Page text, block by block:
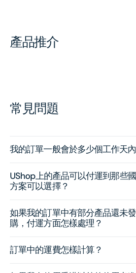
產品推介
常見問題
我的訂單一般會於多少個工作天
UShop上的產品可以付運到那些
方案可以選擇？
如果我的訂單中有部分產品還未
購，付運方面怎樣處理？
訂單中的運費怎樣計算？